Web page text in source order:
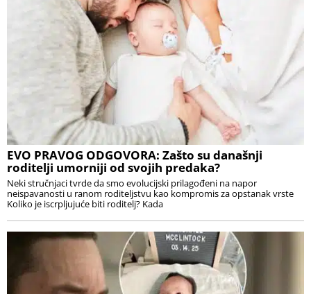
EVO PRAVOG ODGOVORA: Zašto su današnji
roditelji umorniji od svojih predaka?
Neki stručnjaci tvrde da smo evolucijski prilagođeni na napor
neispavanosti u ranom roditeljstvu kao kompromis za opstanak vrste
Koliko je iscrpljujuće biti roditelj? Kada